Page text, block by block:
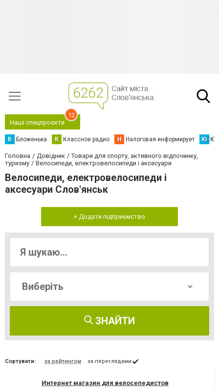
Наші спецпроєкти
12
Б Бложенька К Классное радио Н Налоговая информирует Ю
Головна Довідник
Товари для спорту, активного відпочинку,
туризму
Велосипеди, електровелосипеди і аксесуари
Велосипеди, електровелосипеди і
аксесуари Слов'янськ
+ Додати підприємство
ЗНАЙТИ
Сортувати: за рейтингом за переглядами
Интернет магазин для велосепедистов